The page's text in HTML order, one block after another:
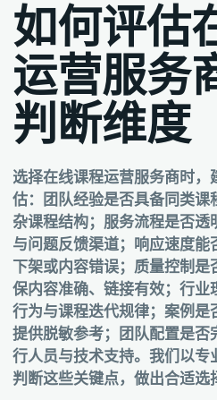
如何评估
运营服务
判断维度
选择在线课程运营服务商时，
估：团队经验是否具备同类课
杂课程结构；服务流程是否透
与问题反馈渠道；响应速度能
下架或内容错误；质量控制是
保内容准确、链接有效；行业
行为与课程迭代规律；案例是
提供脱敏参考；团队配置是否
行人员与技术支持。我们以专
判断这些关键点，做出合适选